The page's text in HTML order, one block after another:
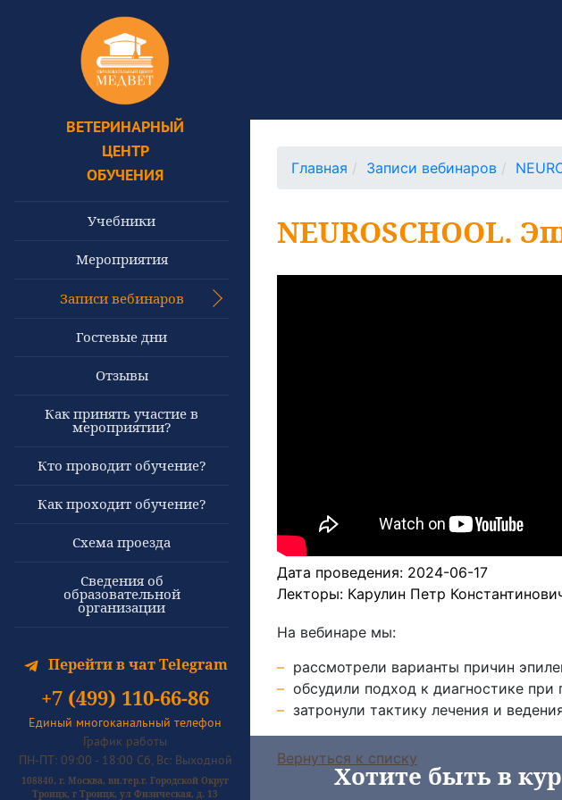
Хотите быть в
ВЕТЕРИНАРНЫЙ
ЦЕНТР
ОБУЧЕНИЯ
Учебники
Мероприятия
Записи вебинаров
Гостевые дни
Отзывы
Как принять участие в
мероприятии?
Кто проводит обучение?
Как проходит обучение?
Схема проезда
Сведения об
образовательной
организации
Перейти в чат Telegram
+7 (499) 110-66-86
Единый многоканальный телефон
График работы
ПН-ПТ: 09:00 - 18:00 Сб, Вс: Выходной
108840, г. Москва, вн.тер.г. Городской Округ
Троицк, г Троицк, ул Физическая, д. 13
Главная Записи вебинаров
NEUROSCHOOL.
Дата проведения: 2024-06-17
Лекторы: Карулин Петр
На вебинаре мы:
рассмотрели варианты причин
обсудили подход к диагностике
затронули тактику лечения и
Вернуться к списку